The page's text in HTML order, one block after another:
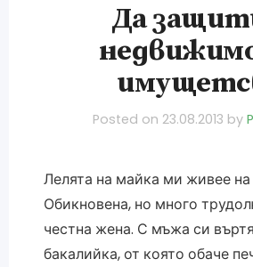
Да
Posted on 23.08.2013 by
Лелята на майка ми живее на
Обикновена, но много
честна жена. С мъжа си
бакалийка, от която обаче